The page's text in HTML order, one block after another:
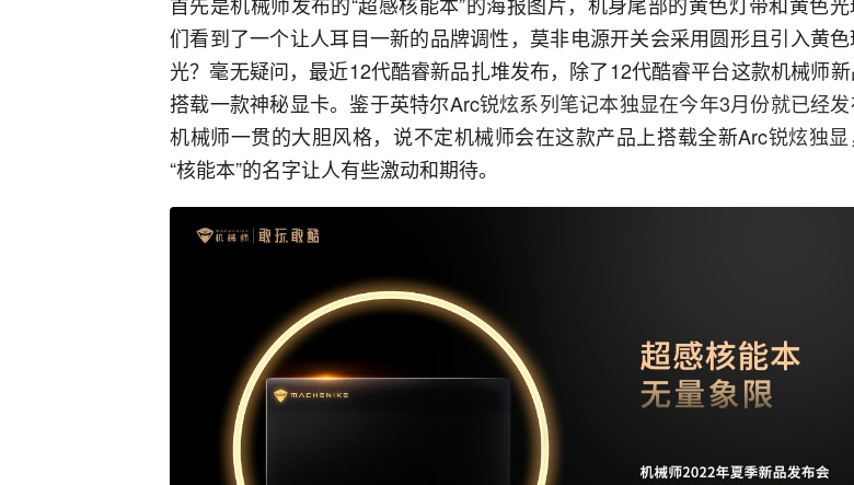
们看到了一个让人耳目一新的品牌调性，莫非电源开关会采用圆形且引入黄
光？毫无疑问，最近12代酷睿新品扎堆发布，除了12代酷睿平台这款机械师
搭载一款神秘显卡。鉴于英特尔Arc锐炫系列笔记本独显在今年3月份就已经
机械师一贯的大胆风格，说不定机械师会在这款产品上搭载全新Arc锐炫独显
“核能本”的名字让人有些激动和期待。